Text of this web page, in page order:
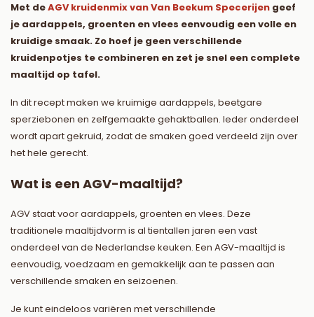
Met deAGV kruidenmix van Van Beekum Specerijen geef
je aardappels, groenten en vlees eenvoudig een volle en
kruidige smaak. Zo hoef je geen verschillende
kruidenpotjes te combineren en zet je snel een complete
maaltijd op tafel.
In dit recept maken we kruimige aardappels, beetgare
sperziebonen en zelfgemaakte gehaktballen. Ieder onderdeel
wordt apart gekruid, zodat de smaken goed verdeeld zijn over
het hele gerecht.
Wat is een AGV-maaltijd?
AGV staat voor aardappels, groenten en vlees. Deze
traditionele maaltijdvorm is al tientallen jaren een vast
onderdeel van de Nederlandse keuken. Een AGV-maaltijd is
eenvoudig, voedzaam en gemakkelijk aan te passen aan
verschillende smaken en seizoenen.
Je kunt eindeloos variëren met verschillende